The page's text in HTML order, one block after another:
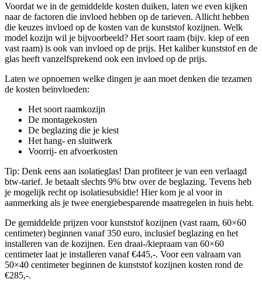
Voordat we in de gemiddelde kosten duiken, laten we even kijken
naar de factoren die invloed hebben op de tarieven. Allicht hebben
die keuzes invloed op de kosten van de kunststof kozijnen. Welk
model kozijn wil je bijvoorbeeld? Het soort raam (bijv. kiep of een
vast raam) is ook van invloed op de prijs. Het kaliber kunststof en de
glas heeft vanzelfsprekend ook een invloed op de prijs.
Laten we opnoemen welke dingen je aan moet denken die tezamen
de kosten beïnvloeden:
Het soort raamkozijn
De montagekosten
De beglazing die je kiest
Het hang- en sluitwerk
Voorrij- en afvoerkosten
Tip: Denk eens aan isolatieglas! Dan profiteer je van een verlaagd
btw-tarief. Je betaalt slechts 9% btw over de beglazing. Tevens heb
je mogelijk recht op isolatiesubsidie! Hier kom je al voor in
aanmerking als je twee energiebesparende maatregelen in huis hebt.
De gemiddelde prijzen voor kunststof kozijnen (vast raam, 60×60
centimeter) beginnen vanaf 350 euro, inclusief beglazing en het
installeren van de kozijnen. Een draai-/kiepraam van 60×60
centimeter laat je installeren vanaf €445,-. Voor een valraam van
50×40 centimeter beginnen de kunststof kozijnen kosten rond de
€285,-.